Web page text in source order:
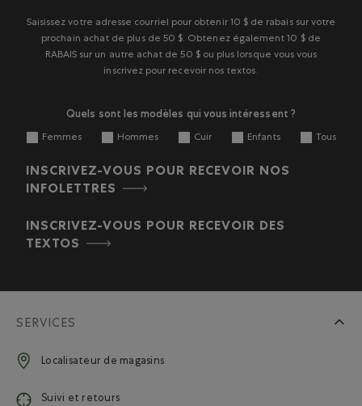
Saisissez votre adresse courriel pour obtenir 10 $ de rabais sur votre
prochain achat de plus de 50 $. Obtenez également 10 $ de
RABAIS sur un autre achat de 50 $ ou plus lorsque vous vous
inscrivez pour recevoir nos textos.
Quels sont les modèles qui vous intéressent ?
Femmes Hommes Cuir Enfants Tous
INSCRIVEZ-VOUS POUR RECEVOIR NOS
INFOLETTRES
INSCRIVEZ-VOUS POUR RECEVOIR DES
TEXTOS
SERVICES
Localisateur de magasins
Suivi et retours